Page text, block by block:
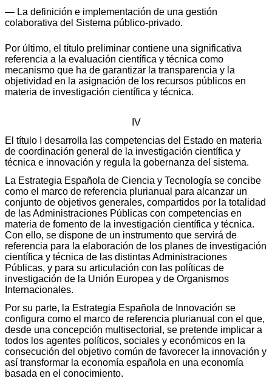
— La definición e implementación de una gestión
colaborativa del Sistema público-privado.
Por último, el título preliminar contiene una significativa
referencia a la evaluación científica y técnica como
mecanismo que ha de garantizar la transparencia y la
objetividad en la asignación de los recursos públicos en
materia de investigación científica y técnica.
IV
El título I desarrolla las competencias del Estado en materia
de coordinación general de la investigación científica y
técnica e innovación y regula la gobernanza del sistema.
La Estrategia Española de Ciencia y Tecnología se concibe
como el marco de referencia plurianual para alcanzar un
conjunto de objetivos generales, compartidos por la totalidad
de las Administraciones Públicas con competencias en
materia de fomento de la investigación científica y técnica.
Con ello, se dispone de un instrumento que servirá de
referencia para la elaboración de los planes de investigación
científica y técnica de las distintas Administraciones
Públicas, y para su articulación con las políticas de
investigación de la Unión Europea y de Organismos
Internacionales.
Por su parte, la Estrategia Española de Innovación se
configura como el marco de referencia plurianual con el que,
desde una concepción multisectorial, se pretende implicar a
todos los agentes políticos, sociales y económicos en la
consecución del objetivo común de favorecer la innovación y
así transformar la economía española en una economía
basada en el conocimiento.